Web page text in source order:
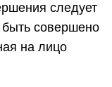
следует
совершено
на лицо